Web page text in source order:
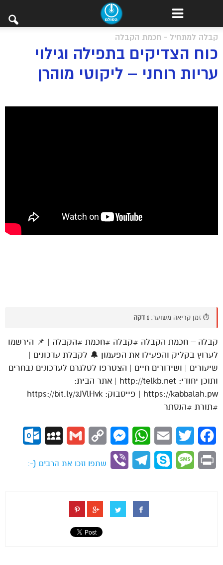
קבלה למתחיל - חכמת הקבלה
כוח הצדיקים בתפילה וגילוי
עריות רוחני – ליקוטי מוהרן
⏱️ זמן קריאה משוער: 1 דקה
קבלה – חכמת הקבלה #קבלה #חכמת #הקבלה | 📌 הירשמו
לערוץ בקליק והפעילו את הפעמון 🔔 לקבלת עדכונים |
שיעורים | ושידורים חיים | הצטרפו לטלגרם לעדכונים נבחרים
ותוכן יחודי: http://telkb.net | אתר הבית:
https://kabbalah.pw | פייסבוק: https://bit.ly/3JVlHvk
#תורת #הנסתר
Facebook
Twitter
Email
WhatsApp
Messenger
Copy
Gmail
MySpace
Print
Message
Skype
Telegram
Viber
שתפו וזכו את הרבים (-: